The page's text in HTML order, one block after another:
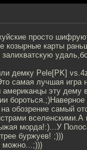
просто
козырные карты
демку Pele[PK]
самая лучшая
эту дему
обозрение самый
морда!:)...У
буржуев! ;)))
можно...;)))